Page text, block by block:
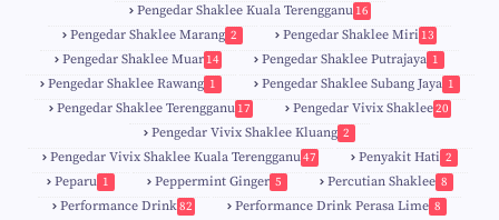
Pengedar Shaklee Kuala Terengganu 16
4
Pengedar Shaklee Marang 2 Pengedar Shaklee Miri 13
1
Pengedar Shaklee Muar 14
0
Pengedar Shaklee Putrajaya 1
Pengedar Shaklee Rawang 1 Pengedar Shaklee Subang Jaya 1
Pengedar Shaklee Terengganu 17 Pengedar Vivix Shaklee20
Pengedar Vivix Shaklee Kluang 2
Pengedar Vivix Shaklee Kuala Terengganu47 Penyakit Hati 2
Peparu 1 Peppermint Ginger 5 Percutian Shaklee 8
Performance Drink82 Performance Drink Perasa Lime 8